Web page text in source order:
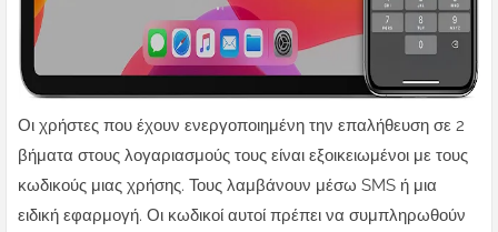
Οι χρήστες που έχουν ενεργοποιημένη την επαλήθευση σε 2
βήματα στους λογαριασμούς τους είναι εξοικειωμένοι με τους
κωδικούς μιας χρήσης. Τους λαμβάνουν μέσω SMS ή μια
ειδική εφαρμογή. Οι κωδικοί αυτοί πρέπει να συμπληρωθούν